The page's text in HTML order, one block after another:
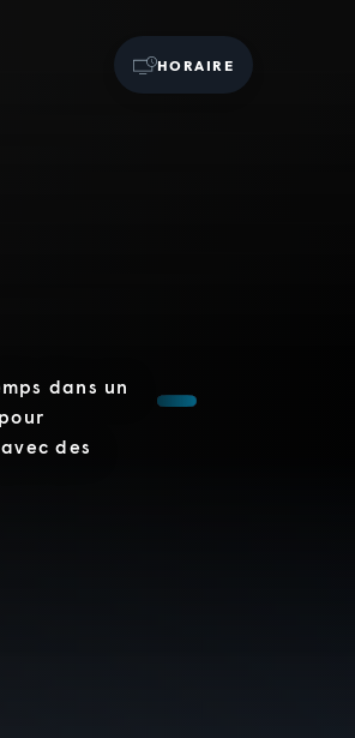
HORAIRE
dans un
des